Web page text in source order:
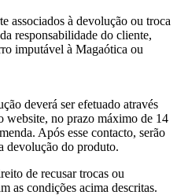
associados à devolução ou troca
responsabilidade do cliente,
imputável à Magaótica ou
deverá ser efetuado através
website, no prazo máximo de 14
Após esse contacto, serão
devolução do produto.
de recusar trocas ou
as condições acima descritas.